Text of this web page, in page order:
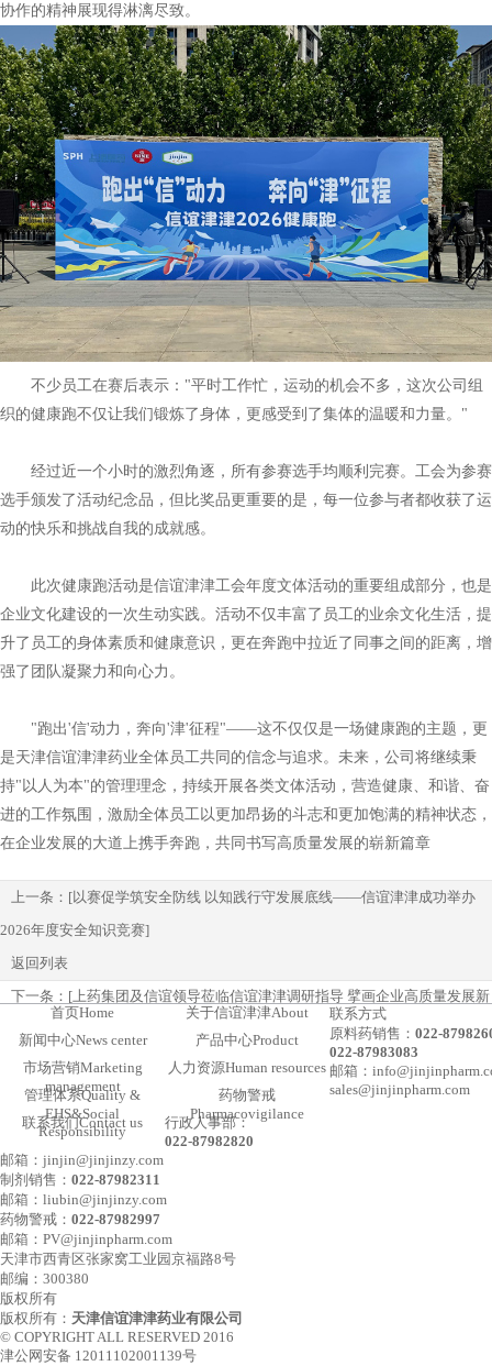
协作的精神展现得淋漓尽致。
不少员工在赛后表示："平时工作忙，运动的机会不多，这次公司组
织的健康跑不仅让我们锻炼了身体，更感受到了集体的温暖和力量。"
经过近一个小时的激烈角逐，所有参赛选手均顺利完赛。工会为参赛
选手颁发了活动纪念品，但比奖品更重要的是，每一位参与者都收获了运
动的快乐和挑战自我的成就感。
此次健康跑活动是信谊津津工会年度文体活动的重要组成部分，也是
企业文化建设的一次生动实践。活动不仅丰富了员工的业余文化生活，提
升了员工的身体素质和健康意识，更在奔跑中拉近了同事之间的距离，增
强了团队凝聚力和向心力。
"跑出'信'动力，奔向'津'征程"——这不仅仅是一场健康跑的主题，更
是天津信谊津津药业全体员工共同的信念与追求。未来，公司将继续秉
持"以人为本"的管理理念，持续开展各类文体活动，营造健康、和谐、奋
进的工作氛围，激励全体员工以更加昂扬的斗志和更加饱满的精神状态，
在企业发展的大道上携手奔跑，共同书写高质量发展的崭新篇章
上一条： [以赛促学筑安全防线 以知践行守发展底线——信谊津津成功举办
2026年度安全知识竞赛]
返回列表
下一条： [上药集团及信谊领导莅临信谊津津调研指导 擘画企业高质量发展新
首页Home 关于信谊津津About
新闻中心News center 产品中心Product
市场营销Marketing
management
人力资源Human resources
管理体系Quality &
EHS&Social
Responsibility
药物警戒
Pharmacovigilance
联系我们Contact us
联系方式
原料药销售： 022-
022-87983083
邮箱：
sales@jinjinpharm.com
行政人事部：
022-87982820
邮箱：jinjin@jinjinzy.com
制剂销售： 022-87982311
邮箱：liubin@jinjinzy.com
药物警戒： 022-87982997
邮箱：PV@jinjinpharm.com
天津市西青区张家窝工业园京福路8号
邮编：300380
版权所有
版权所有： 天津信谊津津药业有限公司
© COPYRIGHT ALL RESERVED 2016
津公网安备 12011102001139号